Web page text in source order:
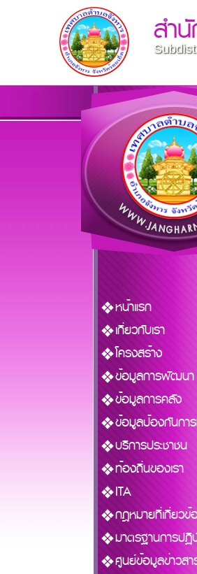
สำ
หน้าแรก
เกี่ยวกับเรา
โครงสร้าง
ข้อมูลการพัฒนา
ข้อมูลการคลัง
ข้อมูลป้องกันกา
บริการประชาชน
ท้องถิ่นของเรา
ITA
กฎหมายที่เกี่ยวข้
มาตรฐานการปฏิ
ศูนย์ข้อมูลข่าวสา